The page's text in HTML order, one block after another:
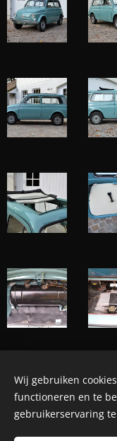
Wij gebruiken
functioneren en te
gebruikerservaring